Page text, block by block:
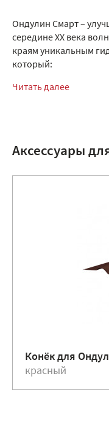
Ондулин Смарт –
середине XX века
краям уникальным
который:
Читать далее
Аксессуары
Конёк для
красный